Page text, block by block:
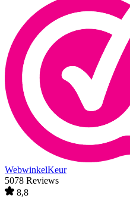
WebwinkelKeur
5078 Reviews
8,8